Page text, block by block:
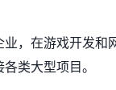
业，在游戏开发和
类大型项目。